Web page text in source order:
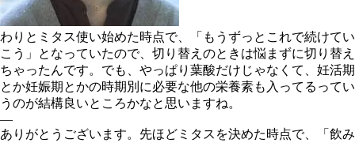
わりとミタス使い始めた時点で、「もうずっとこれで続けてい
こう」となっていたので、切り替えのときは悩まずに切り替え
ちゃったんです。でも、やっぱり葉酸だけじゃなくて、妊活期
とか妊娠期とかの時期別に必要な他の栄養素も入ってるってい
うのが結構良いところかなと思いますね。
―
ありがとうございます。先ほどミタスを決めた時点で、「飲み